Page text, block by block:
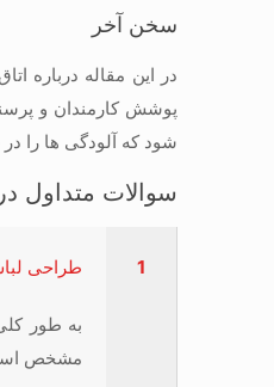
سخن آخر
در این مقاله درباره
پوشش کارمندان و
شود که آلودگی ها را
سوالات متداول
1 طراحی
به طور
مشخص است